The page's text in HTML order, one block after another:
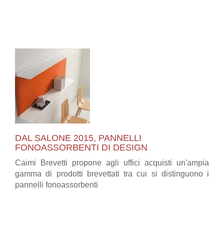
DAL SALONE 2015, PANNELLI
FONOASSORBENTI DI DESIGN
Caimi Brevetti propone agli uffici acquisti un'ampia
gamma di prodotti brevettati tra cui si distinguono i
pannelli fonoassorbenti